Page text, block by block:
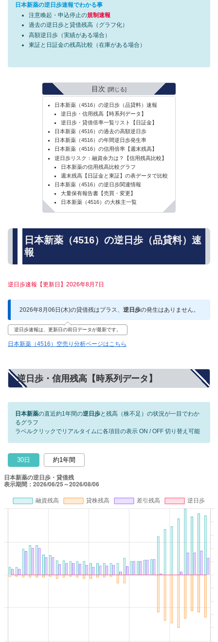
日本新薬の逆日歩速報でわかる事
注意喚起・申込停止の規制速報
過去の逆日歩と貸借残高（グラフ化）
高額逆日歩（実績がある場合）
東証と日証金の残高比較（在庫がある場合）
目次
日本新薬（4516）の逆日歩（品貸料）速報
逆日歩・信用残高【時系列データ】
逆日歩・貸借倍率一覧リスト【日証金】
日本新薬（4516）の過去の高額逆日歩
日本新薬（4516）の年間逆日歩発生率
日本新薬（4516）の信用倍率【週末残高】
逆日歩リスク：融資余力は？【信用残高比較】
日本新薬の信用残高比較グラフ
週末残高【日証金と東証】の表データで比較
日本新薬（4516）の逆日歩関連情報
大量保有報告書【売買・変更】
日本新薬（4516）の大株主一覧
日本新薬（4516）の逆日歩（品貸料）速
報
逆日歩速報【更新日】2026年8月7日
2026年8月06日(木)の貸借残はプラス、 逆日歩の発生はありません。
逆日歩速報は、更新日の前日データが最新です。
日本新薬（4516）空売り分析ページはこちら
逆日歩・信用残高【時系列データ】
日本新薬の直近約1年間の逆日歩と残高（株不足）の状況が一目でわか
るグラフ
ラベルクリックでリアルタイムに各項目の表示 ON / OFF 切り替え可能
30日 約1年間